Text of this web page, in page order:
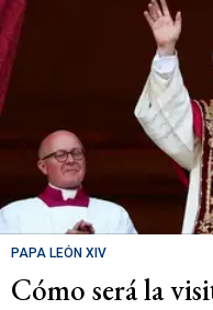
PAPA LEÓN XIV
Cómo será la